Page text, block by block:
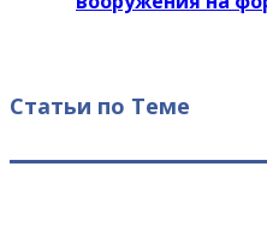
Статьи по Теме